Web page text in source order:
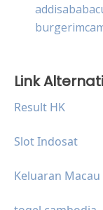
Link
Result HK
Slot Indosat
Keluaran Macau